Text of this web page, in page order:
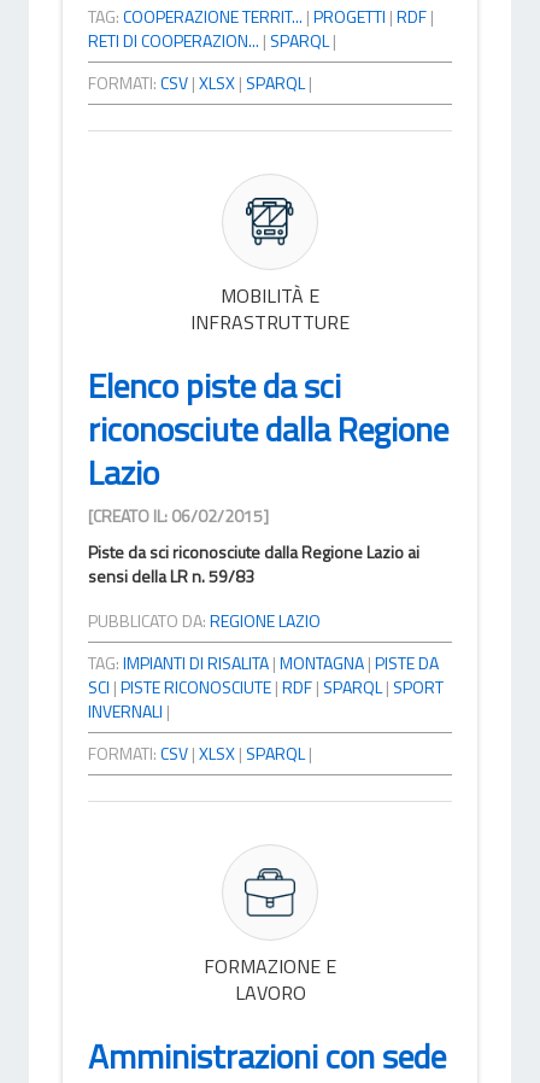
TAG:COOPERAZIONE TERRIT... |PROGETTI |RDF|
RETI DI COOPERAZION... | SPARQL|
FORMATI:CSV|XLSX| SPARQL|
MOBILITÀ E
INFRASTRUTTURE
Elenco piste da sci
riconosciute dalla Regione
Lazio
[CREATO IL: 06/02/2015]
Piste da sci riconosciute dalla Regione Lazio ai
sensi della LR n. 59/83
PUBBLICATO DA:REGIONE LAZIO
TAG:IMPIANTI DI RISALITA|MONTAGNA|PISTE DA
SCI |PISTE RICONOSCIUTE|RDF| SPARQL| SPORT
INVERNALI |
FORMATI:CSV|XLSX| SPARQL|
FORMAZIONE E
LAVORO
Amministrazioni con sede